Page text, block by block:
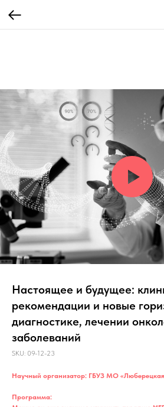
Настоящее и будущее:
рекомендации и новые
диагностике, лечении
заболеваний
SKU: 09-12-23
Научный организатор: ГБУЗ МО
Программа: